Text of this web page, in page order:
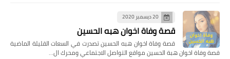
20 ديسمبر 2020
قصة وفاة اخوان هبه الحسين
قصة وفاة اخوان هبه الحسين تصدرت في السعات القليلة الماضية
قصة وفاة اخوان هبة الحسين مواقع التواصل الاجتماعي ومحرك ال…